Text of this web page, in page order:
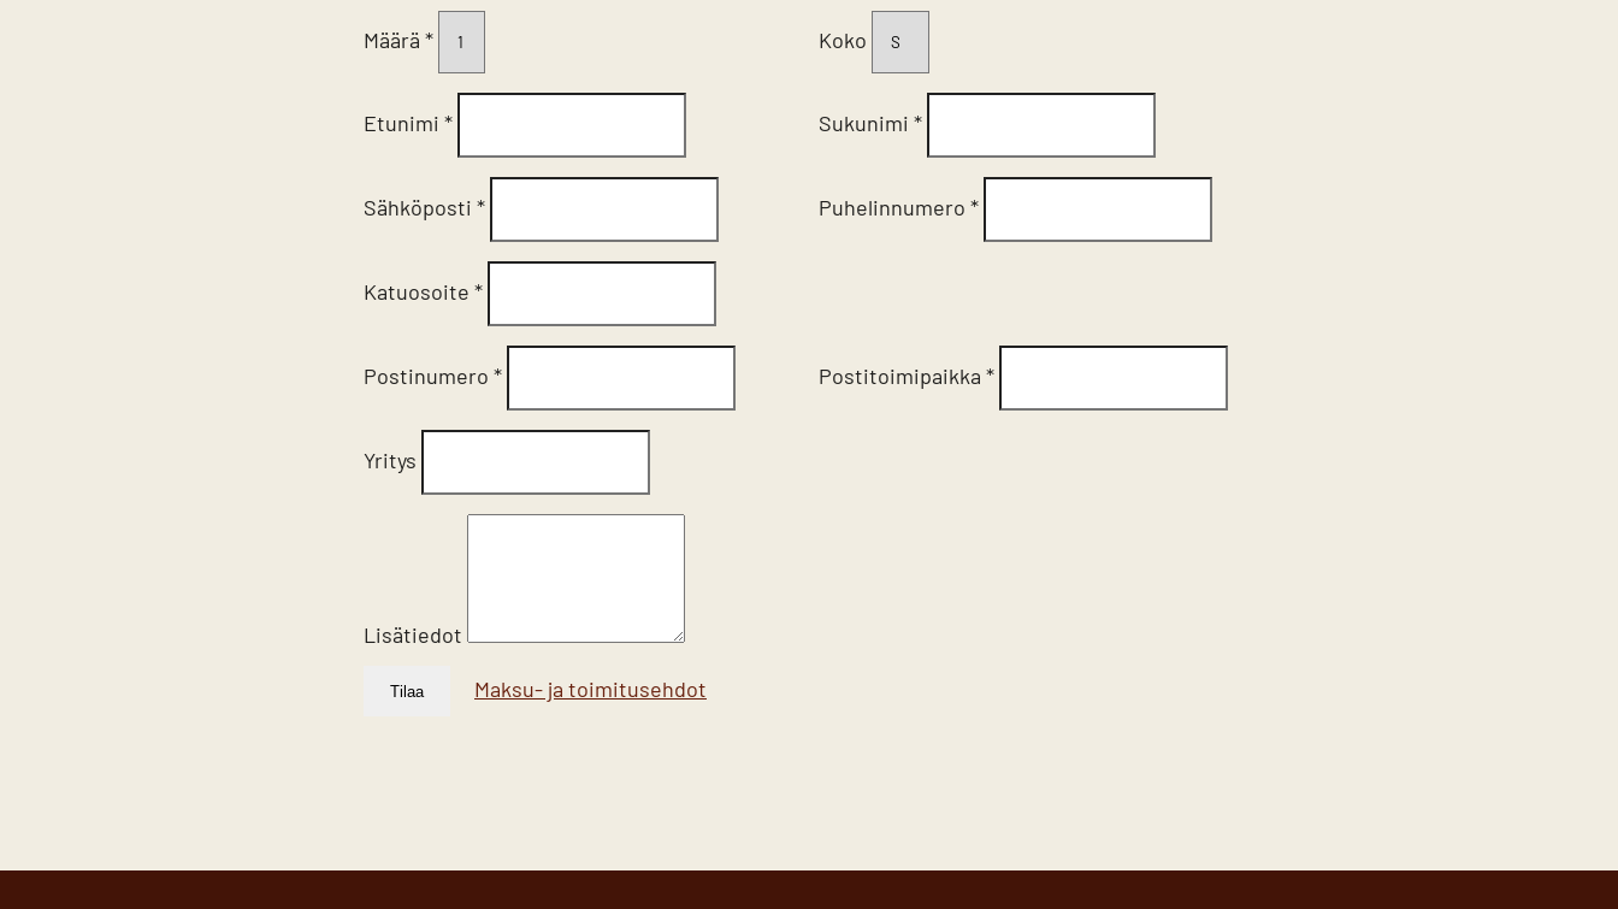
tilauslomake
Määrä * Koko
Etunimi * Sukunimi *
Sähköposti * Puhelinnumero *
Katuosoite *
Postinumero * Postitoimipaikka *
Yritys
Lisätiedot
Tilaa Maksu- ja toimitusehdot